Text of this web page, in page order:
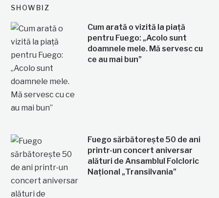
SHOWBIZ
Cum arată o vizită la piață
pentru Fuego: „Acolo sunt
doamnele mele. Mă servesc cu
ce au mai bun”
Fuego sărbătorește 50 de ani
printr-un concert aniversar
alături de Ansamblul Folcloric
Național „Transilvania”